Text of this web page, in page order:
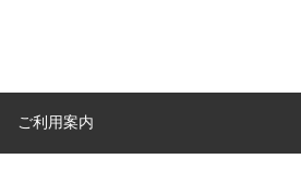
ご利用案内